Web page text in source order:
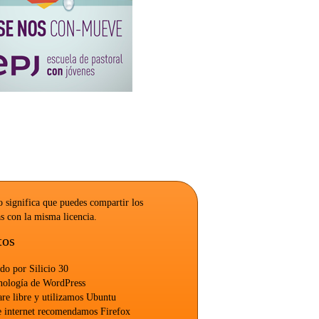
significa que puedes compartir los
con la misma licencia.
por Silicio 30
de WordPress
libre y utilizamos Ubuntu
internet recomendamos Firefox